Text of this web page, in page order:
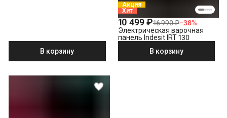
В корзину
Акция
Хит
10 499 ₽16 990 ₽−38%
Электрическая варочная
панель Indesit IRT 130
В корзину